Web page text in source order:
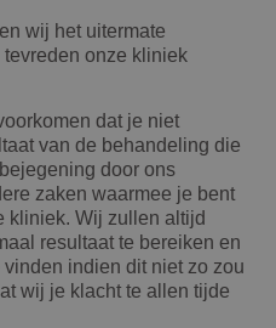
wij het uitermate
onze kliniek
dat je niet
van de behandeling die
door ons
zaken waarmee je bent
kliniek. Wij zullen altijd
resultaat te bereiken en
indien dit niet zo zou
wij je klacht te allen tijde